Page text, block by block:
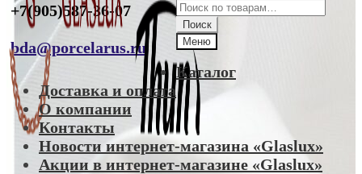
+7(905)587-36-07
bda@porcelarus.ru
Поиск
Меню
Каталог
Доставка и оплата
О компании
Контакты
Новости интернет-магазина «Glaslux»
Акции в интернет-магазине «Glaslux»